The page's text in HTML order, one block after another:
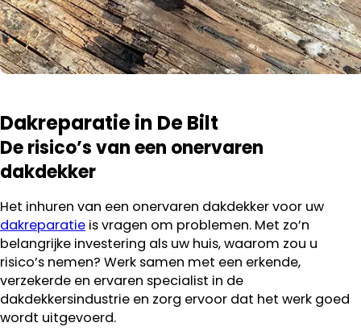
Dakreparatie in De Bilt
De risico’s van een onervaren
dakdekker
Het inhuren van een onervaren dakdekker voor uw
dakreparatie is vragen om problemen. Met zo’n
belangrijke investering als uw huis, waarom zou u
risico’s nemen? Werk samen met een erkende,
verzekerde en ervaren specialist in de
dakdekkersindustrie en zorg ervoor dat het werk goed
wordt uitgevoerd.